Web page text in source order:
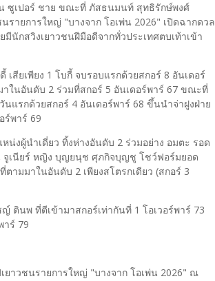
ซูเปอร์ ชาย ขณะที่ ภัสธนมนท์ สุทธิรักษ์พงศ์
ายการใหญ่ "บางจาก โอเพ่น 2026" เปิดฉากดวล
กสวิงเยาวชนฝีมือดีจากทั่วประเทศตบเท้าเข้า
สียเพียง 1 โบกี้ จบรอบแรกด้วยสกอร์ 8 อันเดอร์
ในอันดับ 2 ร่วมที่สกอร์ 5 อันเดอร์พาร์ 67 ขณะที่
แรกด้วยสกอร์ 4 อันเดอร์พาร์ 68 ขึ้นนำจ่าฝูงฝ่าย
พาร์ 69
น่งผู้นำเดี่ยว ทิ้งห่างอันดับ 2 ร่วมอย่าง อมตะ รอด
จูเนียร์ หญิง บุญยนุช ศุภกิจบุญชู โชว์ฟอร์มยอด
ามมาในอันดับ 2 เพียงสโตรกเดียว (สกอร์ 3
ตินพ ที่ตีเข้ามาสกอร์เท่ากันที่ 1 โอเวอร์พาร์ 73
ร์ 79
าวชนรายการใหญ่ "บางจาก โอเพ่น 2026" ณ